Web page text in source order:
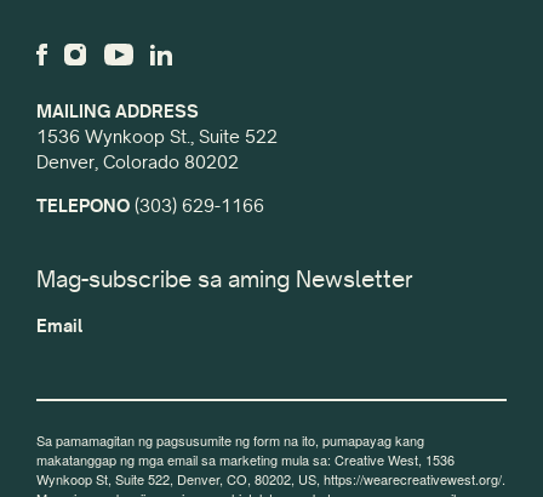
MAILING ADDRESS
1536 Wynkoop St., Suite 522
Denver, Colorado 80202
TELEPONO (303) 629-1166
Mag-subscribe sa aming Newsletter
Email
Sa pamamagitan ng pagsusumite ng form na ito, pumapayag kang
makatanggap ng mga email sa marketing mula sa: Creative West, 1536
Wynkoop St, Suite 522, Denver, CO, 80202, US, https://wearecreativewest.org/.